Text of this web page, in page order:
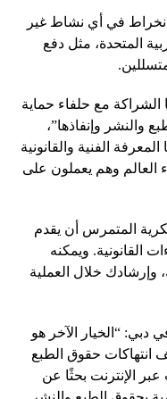
في أي نشاط غير
المتحدة، مثل دفع
مع حلفاء حماية
والنشر وإنفاذها”،
الفنية والقانونية
العالم وهم يعملون على
المتمرس أن يقدم
القانونية. ويمكنه
وإرشادك خلال العملية
دبي: “الخيار الآخر هو
انتهاكات حقوق الطبع
الإنترنت بحثًا عن